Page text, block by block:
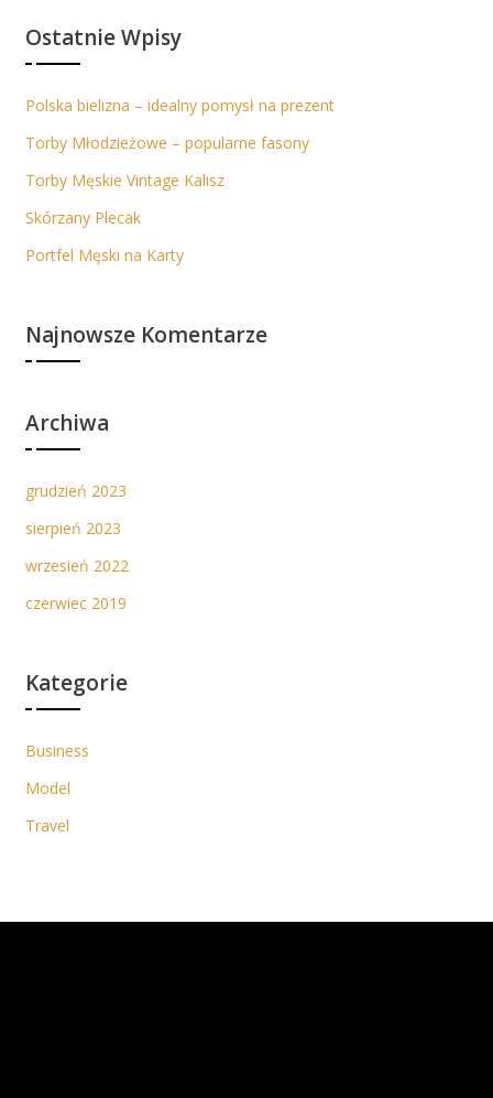
Ostatnie Wpisy
Polska bielizna – idealny pomysł na prezent
Torby Młodzieżowe – popularne fasony
Torby Męskie Vintage Kalisz
Skórzany Plecak
Portfel Męski na Karty
Najnowsze Komentarze
Archiwa
grudzień 2023
sierpień 2023
wrzesień 2022
czerwiec 2019
Kategorie
Business
Model
Travel